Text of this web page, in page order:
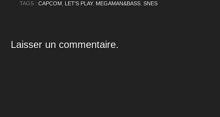
TAGS : CAPCOM LET'S PLAY, MEGAMAN&BASS, SNES
Laisser un commentaire.